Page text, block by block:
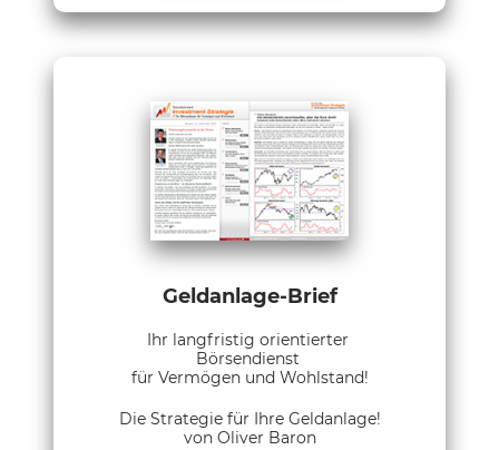
Geldanlage-Brief
Ihr langfristig orientierter
Börsendienst
für Vermögen und Wohlstand!
Die Strategie für Ihre Geldanlage!
von Oliver Baron